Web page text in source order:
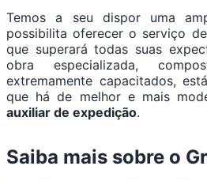
Temos a seu dispor uma
possibilita oferecer o serviço
que superará todas suas
obra especializada,
extremamente capacitados,
que há de melhor e mais
auxiliar de expedição.
Saiba mais sobre o